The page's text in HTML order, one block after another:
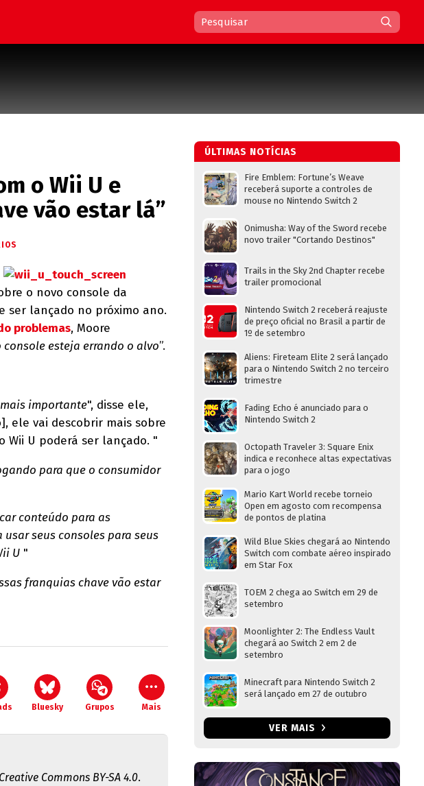
o Wii U e
vão estar lá”
o novo console da
ser lançado no próximo ano.
problemas, Moore
esteja errando o alvo”.
importante", disse ele,
ele vai descobrir mais sobre
Wii U poderá ser lançado. "
para que o consumidor
conteúdo para as
seus consoles para seus
U "
franquias chave vão estar
Bluesky Grupos Mais
Creative Commons BY-SA 4.0.
ÚLTIMAS NOTÍCIAS
Fire Emblem: Fortune’s Weave
receberá suporte a controles de
mouse no Nintendo Switch 2
Onimusha: Way of the Sword recebe
novo trailer "Cortando Destinos"
Trails in the Sky 2nd Chapter recebe
trailer promocional
Nintendo Switch 2 receberá reajuste
de preço oficial no Brasil a partir de
1º de setembro
Aliens: Fireteam Elite 2 será lançado
para o Nintendo Switch 2 no terceiro
trimestre
Fading Echo é anunciado para o
Nintendo Switch 2
Octopath Traveler 3: Square Enix
indica e reconhece altas expectativas
para o jogo
Mario Kart World recebe torneio
Open em agosto com recompensa
de pontos de platina
Wild Blue Skies chegará ao Nintendo
Switch com combate aéreo inspirado
em Star Fox
TOEM 2 chega ao Switch em 29 de
setembro
Moonlighter 2: The Endless Vault
chegará ao Switch 2 em 2 de
setembro
Minecraft para Nintendo Switch 2
será lançado em 27 de outubro
VER MAIS